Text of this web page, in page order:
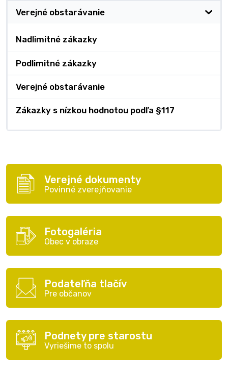
Verejné obstarávanie
Nadlimitné zákazky
Podlimitné zákazky
Verejné obstarávanie
Zákazky s nízkou hodnotou podľa §117
Verejné dokumenty
Povinné zverejňovanie
Fotogaléria
Obec v obraze
Podateľňa tlačív
Pre občanov
Podnety pre starostu
Vyriešime to spolu